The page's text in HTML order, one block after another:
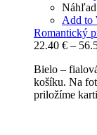
Náhľad
Add to
Romantický
22.40 € –
Bielo –
košíku. Na
priložíme